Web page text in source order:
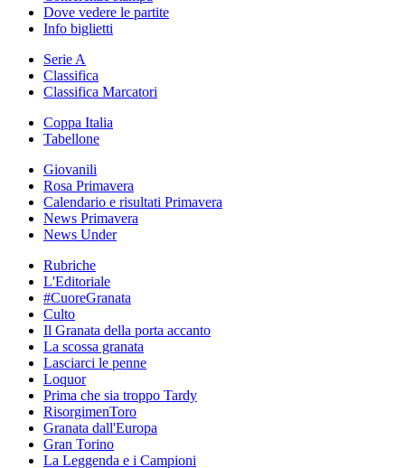
Dove vedere le partite
Info biglietti
Serie A
Classifica
Classifica Marcatori
Coppa Italia
Tabellone
Giovanili
Rosa Primavera
Calendario e risultati Primavera
News Primavera
News Under
Rubriche
L'Editoriale
#CuoreGranata
Culto
Il Granata della porta accanto
La scossa granata
Lasciarci le penne
Loquor
Prima che sia troppo Tardy
RisorgimenToro
Granata dall'Europa
Gran Torino
La Leggenda e i Campioni